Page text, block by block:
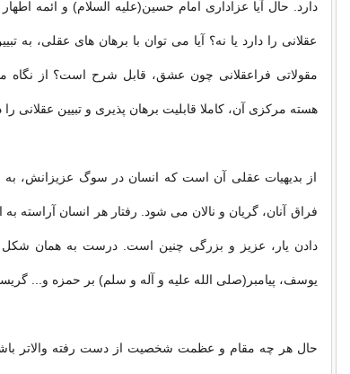
دارد. حال آیا عزاداری امام حسین(علیه السلام) و ائمه
عقلانی را دارد یا نه؟ آیا می توان با برهان های عقلی، به
مقولاتی فراعقلانی چون عشق، قابل شرح است؟ از نگاه
هسته مركزی آن، كاملا قابلیت برهان پذیری و تبیین عقلانی را
از بدیهیات عقلی آن است كه انسان در سوگ عزیزانش، به
فراق آنان، گریان و نالان می شود. رفتار هر انسان آراسته
دادن یار، عزیز و بزرگی چنین است. درست به همان شكل
یوسف، پیامبر(صلی الله علیه و آله و سلم) بر حمزه و...
حال هر چه مقام و عظمت شخصیت از دست رفته والاتر